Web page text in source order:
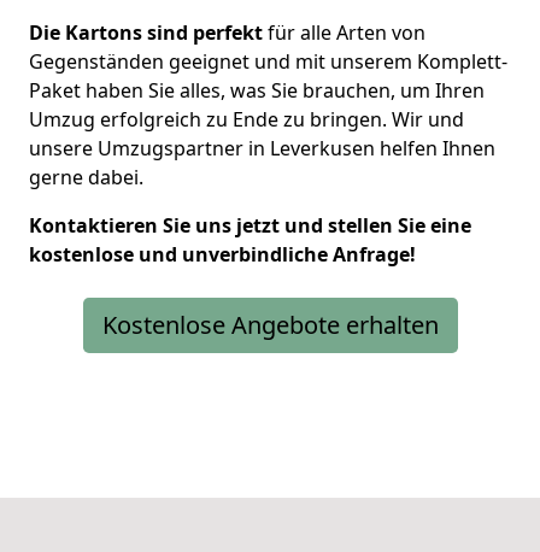
Die Kartons sind perfektfür alle Arten von
Gegenständen geeignet und mit unserem Komplett-
Paket haben Sie alles, was Sie brauchen, um Ihren
Umzug erfolgreich zu Ende zu bringen. Wir und
unsere Umzugspartner in Leverkusen helfen Ihnen
gerne dabei.
Kontaktieren Sie uns jetzt und stellen Sie eine
kostenlose und unverbindliche Anfrage!
Kostenlose Angebote erhalten